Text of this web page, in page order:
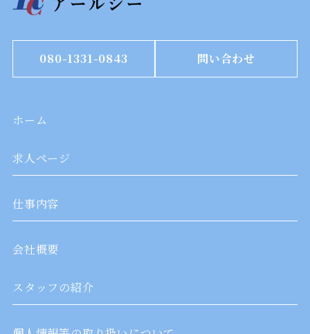
080-1331-0843 問い合わせ
ホーム
求人ページ
仕事内容
会社概要
スタッフの紹介